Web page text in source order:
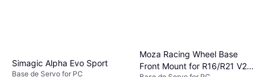
Simagic Alpha Evo Sport
Base de Servo for PC
Moza Racing Wheel Base
Front Mount for R16/R21 V2